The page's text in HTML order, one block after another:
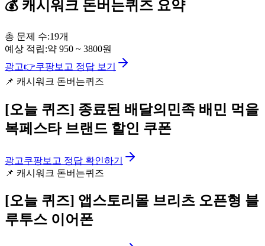
💰 캐시워크 돈버는퀴즈 요약
총 문제 수:19개
예상 적립:약 950 ~ 3800원
광고👉쿠팡보고 정답 보기
📌 캐시워크 돈버는퀴즈
[오늘 퀴즈] 종료된 배달의민족 배민 먹을
복페스타 브랜드 할인 쿠폰
광고쿠팡보고 정답 확인하기
📌 캐시워크 돈버는퀴즈
[오늘 퀴즈] 앱스토리몰 브리츠 오픈형 블
루투스 이어폰